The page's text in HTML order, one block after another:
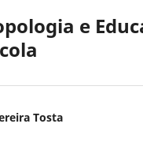
e
Tosta